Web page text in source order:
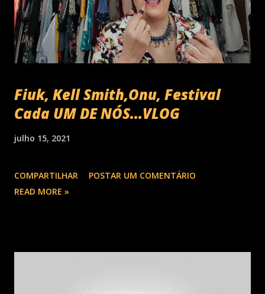
Fiuk, Kell Smith,Onu, Festival
Cada UM DE NÓS...VLOG
julho 15, 2021
COMPARTILHAR
POSTAR UM COMENTÁRIO
READ MORE »